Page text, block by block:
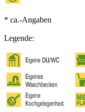
* ca.-Angaben
Legende: